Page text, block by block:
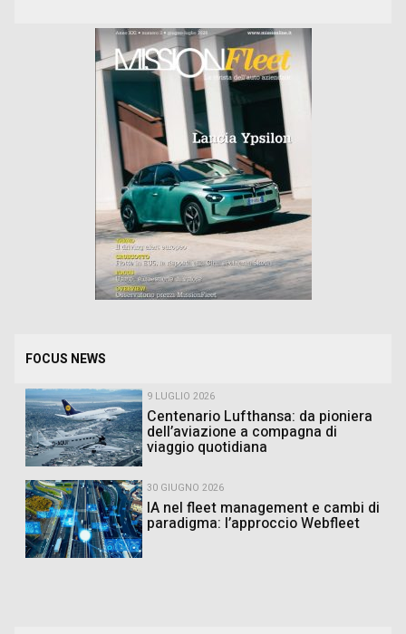
FOCUS NEWS
9 LUGLIO 2026
Centenario Lufthansa: da pioniera
dell’aviazione a compagna di
viaggio quotidiana
30 GIUGNO 2026
IA nel fleet management e cambi di
paradigma: l’approccio Webfleet